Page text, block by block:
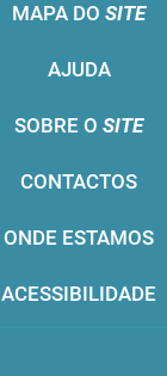
MAPA DO SITE
AJUDA
SOBRE O SITE
CONTACTOS
ONDE ESTAMOS
ACESSIBILIDADE